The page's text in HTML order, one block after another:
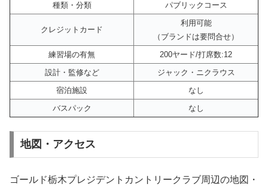
種類・分類
パブリックコース
クレジットカード
利用可能
（ブランドは要問合せ）
練習場の有無
200ヤード/打席数:12
設計・監修など
ジャック・ニクラウス
宿泊施設
なし
バスパック
なし
地図・アクセス
ゴールド栃木プレジデントカントリークラブ周辺の地図・